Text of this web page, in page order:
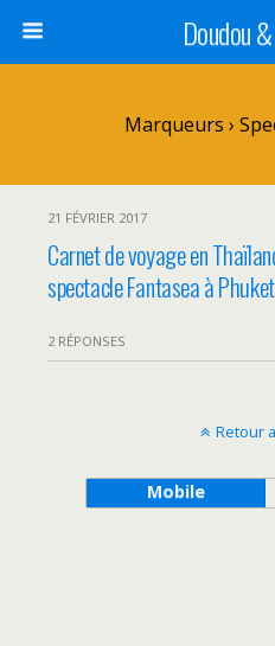
Doudou
Marqueurs ›
21 FÉVRIER 2017
Carnet de voyage en
spectacle Fantasea à
2 RÉPONSES
Retour
Mobile